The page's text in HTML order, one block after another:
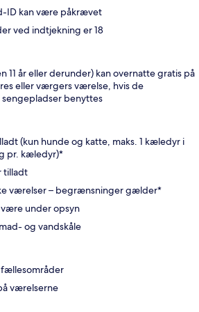
ID kan være påkrævet
ved indtjekning er 18
11 år eller derunder) kan overnatte gratis på
eller værgers værelse, hvis de
benyttes
(kun hunde og katte, maks. 1 kæledyr i
pr. kæledyr)*
tilladt
værelser – begrænsninger gælder*
under opsyn
og vandskåle
fællesområder
værelserne